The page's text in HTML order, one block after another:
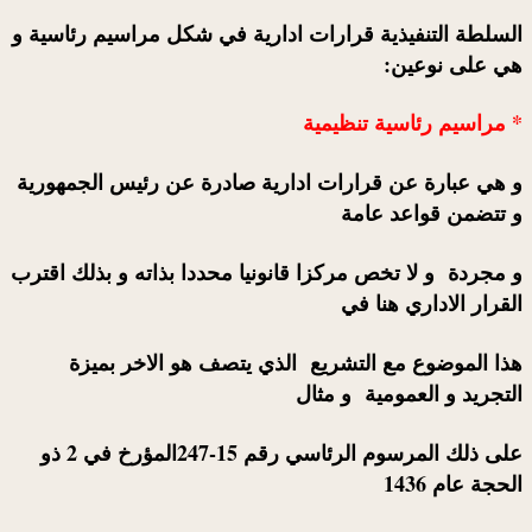
السلطة التنفيذية قرارات ادارية في شكل مراسيم رئاسية و
هي على نوعين:
* مراسيم رئاسية تنظيمية
و هي عبارة عن قرارات ادارية صادرة عن رئيس الجمهورية
و تتضمن قواعد عامة
و مجردة و لا تخص مركزا قانونيا محددا بذاته و بذلك اقترب
القرار الاداري هنا في
هذا الموضوع مع التشريع الذي يتصف هو الاخر بميزة
التجريد و العمومية و مثال
على ذلك المرسوم الرئاسي رقم 15-247المؤرخ في 2 ذو
الحجة عام 1436